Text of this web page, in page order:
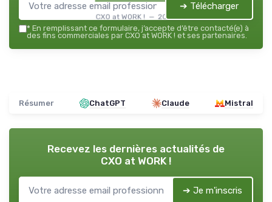
CXO at WORK ! — 2026
➔ Télécharger
* En remplissant ce formulaire, j’accepte d’être contacté(e) à
des fins commerciales par CXO at WORK ! et ses partenaires.
Résumer ChatGPT Claude Mistral
Recevez les dernières actualités de
CXO at WORK !
➔ Je m'inscris